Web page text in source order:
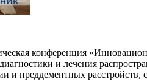
конференция
и лечения
преддементных расстройств,